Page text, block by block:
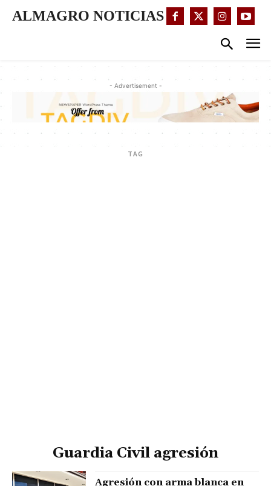
ALMAGRO NOTICIAS
- Advertisement -
TAG
Guardia Civil agresión
Agresión con arma blanca en